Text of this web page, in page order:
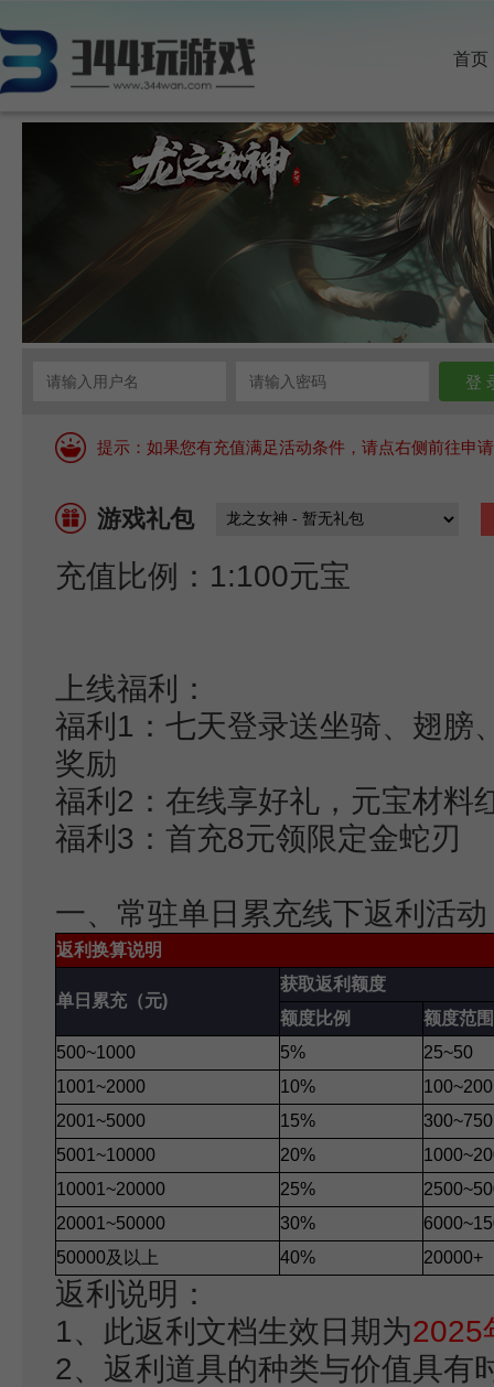
首页
提示：如果您有充值满足活动条件，请点右侧前往申
游戏礼包
充值比例：1:100元宝
上线福利：
福利1：七天登录送坐骑、翅膀
奖励
福利2：在线享好礼，元宝材料
福利3：首充8元领限定金蛇刃
一、常驻单日累充线下返利活动
返利换算说明
单日累充（元)
获取返利额度
额度比例
额度范围
500~1000
5%
25~50
1001~2000
10%
100~200
2001~5000
15%
300~750
5001~10000
20%
10001~20000
25%
20001~50000
30%
50000及以上 40% 20000+
返利说明：
1、此返利文档生效日期为2025
2、返利道具的种类与价值具有